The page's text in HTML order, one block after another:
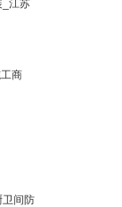
_江苏
商
卫间防